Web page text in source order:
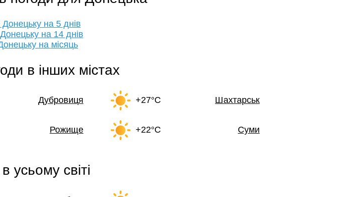
на 5 днів
на 14 днів
на місяць
в інших містах
Дубровиця +27°C Шахтарськ
Рожище +22°C Суми
усьому світі